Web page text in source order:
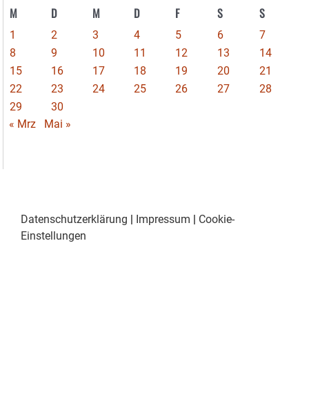
M D M D F S S
1 2 3 4 5 6
7
8
9 10 11 12 13
14
15
16 17 18 19 20
21
22
23 24 25 26 27
28
29
30
« Mrz
Mai »
Datenschutzerklärung Impressum
Cookie-
Einstellungen